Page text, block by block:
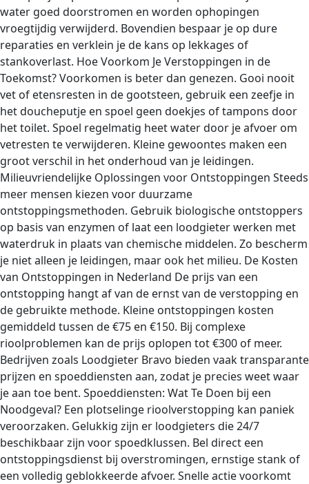
water goed doorstromen en worden ophopingen
vroegtijdig verwijderd. Bovendien bespaar je op dure
reparaties en verklein je de kans op lekkages of
stankoverlast. Hoe Voorkom Je Verstoppingen in de
Toekomst? Voorkomen is beter dan genezen. Gooi nooit
vet of etensresten in de gootsteen, gebruik een zeefje in
het doucheputje en spoel geen doekjes of tampons door
het toilet. Spoel regelmatig heet water door je afvoer om
vetresten te verwijderen. Kleine gewoontes maken een
groot verschil in het onderhoud van je leidingen.
Milieuvriendelijke Oplossingen voor Ontstoppingen Steeds
meer mensen kiezen voor duurzame
ontstoppingsmethoden. Gebruik biologische ontstoppers
op basis van enzymen of laat een loodgieter werken met
waterdruk in plaats van chemische middelen. Zo bescherm
je niet alleen je leidingen, maar ook het milieu. De Kosten
van Ontstoppingen in Nederland De prijs van een
ontstopping hangt af van de ernst van de verstopping en
de gebruikte methode. Kleine ontstoppingen kosten
gemiddeld tussen de €75 en €150. Bij complexe
rioolproblemen kan de prijs oplopen tot €300 of meer.
Bedrijven zoals Loodgieter Bravo bieden vaak transparante
prijzen en spoeddiensten aan, zodat je precies weet waar
je aan toe bent. Spoeddiensten: Wat Te Doen bij een
Noodgeval? Een plotselinge rioolverstopping kan paniek
veroorzaken. Gelukkig zijn er loodgieters die 24/7
beschikbaar zijn voor spoedklussen. Bel direct een
ontstoppingsdienst bij overstromingen, ernstige stank of
een volledig geblokkeerde afvoer. Snelle actie voorkomt